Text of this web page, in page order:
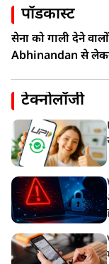
पॉडकास्ट
सेना को गाली देने
Abhinandan से
टेक्नोलॉजी